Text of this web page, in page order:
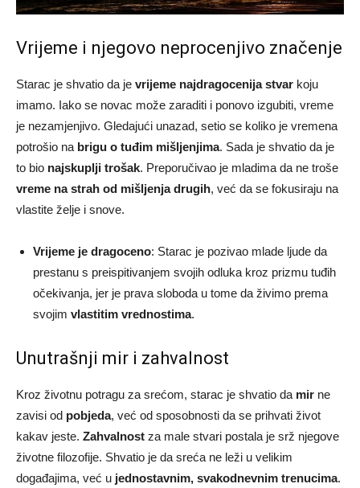
Vrijeme i njegovo neprocenjivo značenje
Starac je shvatio da je vrijeme najdragocenija stvar koju
imamo. Iako se novac može zaraditi i ponovo izgubiti, vreme
je nezamjenjivo. Gledajući unazad, setio se koliko je vremena
potrošio na brigu o tuđim mišljenjima. Sada je shvatio da je
to bio najskuplji trošak. Preporučivao je mladima da ne troše
vreme na strah od mišljenja drugih, već da se fokusiraju na
vlastite želje i snove.
Vrijeme je dragoceno: Starac je pozivao mlade ljude da
prestanu s preispitivanjem svojih odluka kroz prizmu tuđih
očekivanja, jer je prava sloboda u tome da živimo prema
svojim vlastitim vrednostima.
Unutrašnji mir i zahvalnost
Kroz životnu potragu za srećom, starac je shvatio da mir ne
zavisi od pobjeda, već od sposobnosti da se prihvati život
kakav jeste. Zahvalnost za male stvari postala je srž njegove
životne filozofije. Shvatio je da sreća ne leži u velikim
događajima, već u jednostavnim, svakodnevnim trenucima.